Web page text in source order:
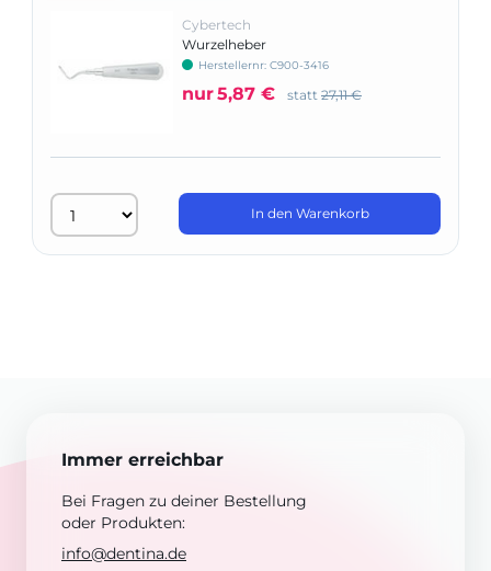
Cybertech
Wurzelheber
Herstellernr: C900-3416
nur5,87 € statt 27,11 €
In den Warenkorb
Immer erreichbar
Bei Fragen zu deiner Bestellung
oder Produkten:
info@dentina.de